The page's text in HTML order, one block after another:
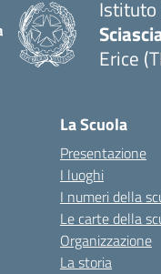
Istituto
Erice
La Scuola
Presentazione
I luoghi
I numeri della
Le carte della
Organizzazione
La storia